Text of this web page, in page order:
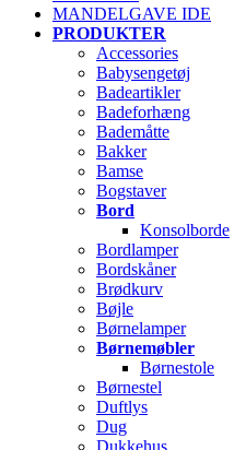
MANDELGAVE IDE
PRODUKTER
Accessories
Babysengetøj
Badeartikler
Badeforhæng
Bademåtte
Bakker
Bamse
Bogstaver
Bord
Konsolborde
Bordlamper
Bordskåner
Brødkurv
Bøjle
Børnelamper
Børnemøbler
Børnestole
Børnestel
Duftlys
Dug
Dukkehus